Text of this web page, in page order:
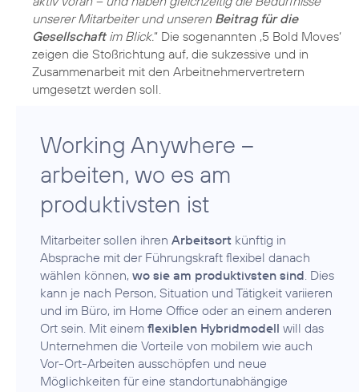
unserer Mitarbeiter und unseren Beitrag für die
Gesellschaftim Blick.“ Die sogenannten ‚5 Bold Moves‘
zeigen die Stoßrichtung auf, die sukzessive und in
Zusammenarbeit mit den Arbeitnehmervertretern
umgesetzt werden soll.
Working Anywhere –
arbeiten, wo es am
produktivsten ist
Mitarbeiter sollen ihren Arbeitsort künftig in
Absprache mit der Führungskraft flexibel danach
wählen können, wo sie am produktivsten sind . Dies
kann je nach Person, Situation und Tätigkeit variieren
und im Büro, im Home Office oder an einem anderen
Ort sein. Mit einem flexiblen Hybridmodell will das
Unternehmen die Vorteile von mobilem wie auch
Vor-Ort-Arbeiten ausschöpfen und neue
Möglichkeiten für eine standortunabhängige